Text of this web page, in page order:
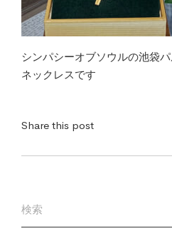
シンパシーオブソウルの池袋
ネックレスです
Share this post